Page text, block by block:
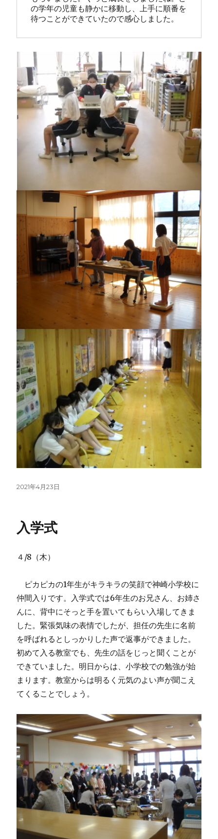
の学年の児童も静かに移動し、上手に順番を
待つことができていたので感心しました。
投
2021年4月23日
入学式
４/8（木）
ピカピカの1年生がキラキラの笑顔で神崎小学校に
仲間入りです。入学式では6年生のお兄さん、お姉さ
んに、背中にそっと手を置いてもらい入場してきま
した。緊張気味の表情でしたが、担任の先生に名前
を呼ばれるとしっかりした声で返事ができました。
初めて入る教室でも、先生の話をじっと聞くことが
できていました。明日からは、小学校での勉強が始
まります。教室からは明るく元気のよい声が聞こえ
てくることでしょう。